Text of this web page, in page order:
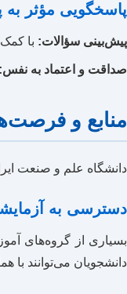
پاسخگویی مؤثر
پیش‌بینی سؤالات: با
صداقت و اعتماد به نفس:
منابع و
دانشگاه علم و صنعت
دسترسی به
بسیاری از گروه‌های
دانشجویان می‌توانند با